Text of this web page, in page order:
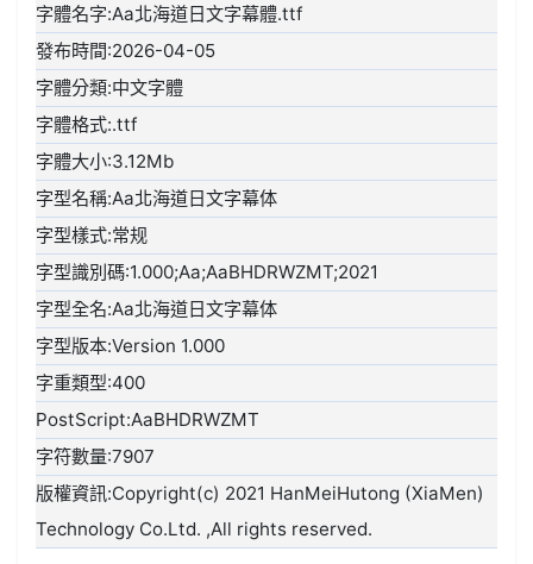
字體名字:Aa北海道日文字幕體.ttf
發布時間:2026-04-05
字體分類:中文字體
字體格式:.ttf
字體大小:3.12Mb
字型名稱:Aa北海道日文字幕体
字型樣式:常规
字型識別碼:1.000;Aa;AaBHDRWZMT;2021
字型全名:Aa北海道日文字幕体
字型版本:Version 1.000
字重類型:400
PostScript:AaBHDRWZMT
字符數量:7907
版權資訊:Copyright(c) 2021 HanMeiHutong (XiaMen)
Technology Co.Ltd. ,All rights reserved.